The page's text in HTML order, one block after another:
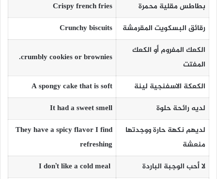
بطاطس مقلية محمرة
Crispy french fries
رقائق البسكويت المقرمشة
Crunchy biscuits
الكعك المفروم أو الكعك
المفتت
crumbly cookies or brownies.
الكعكة الاسفنجية لينة
A spongy cake that is soft
لديه رائحة حلوة
It had a sweet smell
لديهم نكهة حارة ووجدتها
منعشة
They have a spicy flavor I find
refreshing
لا أحب الوجبة الباردة
I don’t like a cold meal